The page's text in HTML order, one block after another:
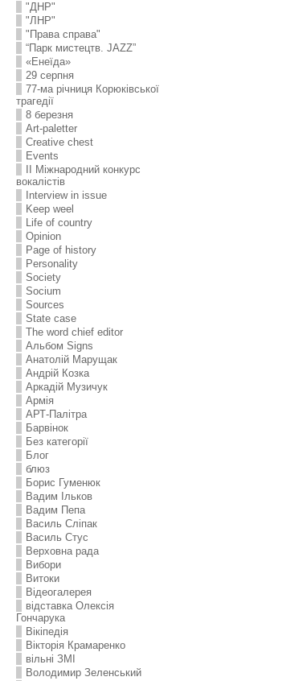
"ДНР"
"ЛНР"
"Права справа"
“Парк мистецтв. JAZZ”
«Енеїда»
29 серпня
77-ма річниця Корюківської
трагедії
8 березня
Art-paletter
Creative chest
Events
II Міжнародний конкурс
вокалістів
Interview in issue
Keep weel
Life of country
Opinion
Page of history
Personality
Society
Socium
Sources
State case
The word chief editor
Альбом Signs
Анатолій Марущак
Андрій Козка
Аркадій Музичук
Армія
АРТ-Палітра
Барвінок
Без категорії
Блог
блюз
Борис Гуменюк
Вадим Ільков
Вадим Пепа
Василь Сліпак
Василь Стус
Верховна рада
Вибори
Витоки
Відеогалерея
відставка Олексія
Гончарука
Вікіпедія
Вікторія Крамаренко
вільні ЗМІ
Володимир Зеленський